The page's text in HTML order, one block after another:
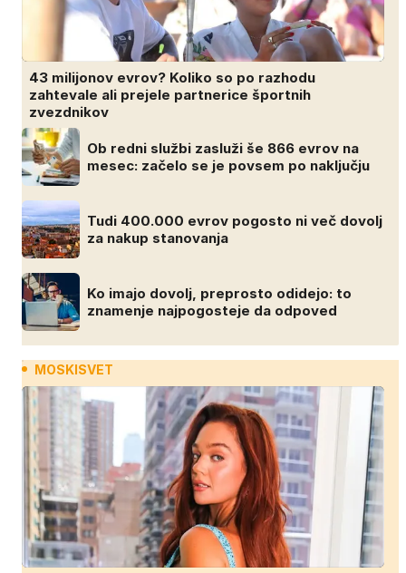
43 milijonov evrov? Koliko so po razhodu
zahtevale ali prejele partnerice športnih
zvezdnikov
Ob redni službi zasluži še 866 evrov na
mesec: začelo se je povsem po naključju
Tudi 400.000 evrov pogosto ni več dovolj
za nakup stanovanja
Ko imajo dovolj, preprosto odidejo: to
znamenje najpogosteje da odpoved
MOSKISVET